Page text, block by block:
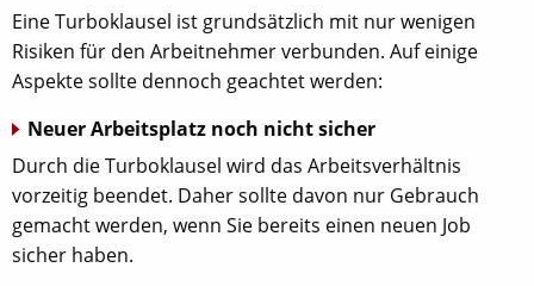
Eine Turboklausel ist grundsätzlich mit nur wenigen
Risiken für den Arbeitnehmer verbunden. Auf einige
Aspekte sollte dennoch geachtet werden:
Neuer Arbeitsplatz noch nicht sicher
Durch die Turboklausel wird das Arbeitsverhältnis
vorzeitig beendet. Daher sollte davon nur Gebrauch
gemacht werden, wenn Sie bereits einen neuen Job
sicher haben.